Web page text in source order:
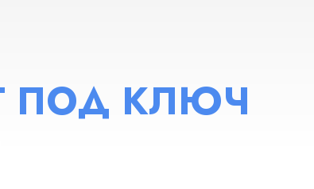
ПОД КЛЮЧ